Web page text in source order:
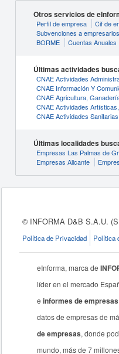
Otros servicios de
Perfil de empresa Cif de
Subvenciones a empresarios
BORME
Cuentas Anuales
Últimas actividades
CNAE Actividades
CNAE Información Y
CNAE Agricultura,
CNAE Actividades
CNAE Actividades
Últimas localidades
Empresas Las Palmas de
Empresas Alicante
© INFORMA D&B S.A.U.
Política de Privacidad
Política
eInforma, marca de
líder en el mercado
einformes de empresas
datos de empresas de
de empresas, donde
mundo, más de 7